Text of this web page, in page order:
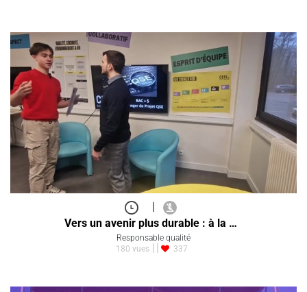
Vers un avenir plus durable : à la …
Responsable qualité
180 vues
337